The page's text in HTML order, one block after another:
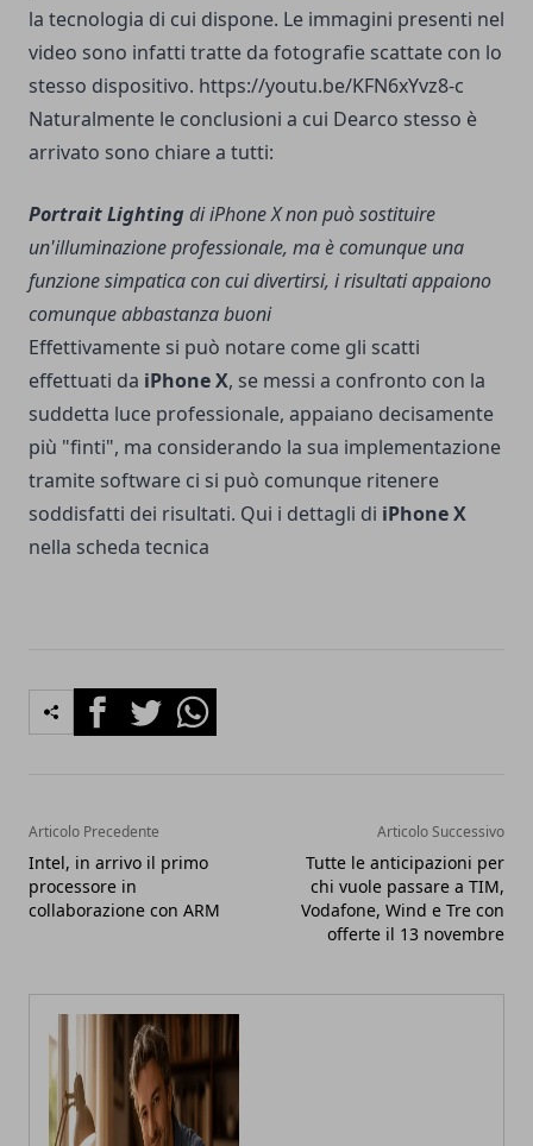
la tecnologia di cui dispone. Le immagini presenti nel
video sono infatti tratte da fotografie scattate con lo
stesso dispositivo. https://youtu.be/KFN6xYvz8-c
Naturalmente le conclusioni a cui Dearco stesso è
arrivato sono chiare a tutti:
Portrait Lighting di iPhone X non può sostituire
un'illuminazione professionale, ma è comunque una
funzione simpatica con cui divertirsi, i risultati appaiono
comunque abbastanza buoni
Effettivamente si può notare come gli scatti
effettuati da iPhone X, se messi a confronto con la
suddetta luce professionale, appaiano decisamente
più "finti", ma considerando la sua implementazione
tramite software ci si può comunque ritenere
soddisfatti dei risultati. Qui i dettagli di iPhone X
nella scheda tecnica
FacebookTwitterWhatsapp
Articolo Precedente
Intel, in arrivo il primo
processore in
collaborazione con ARM
Articolo Successivo
Tutte le anticipazioni per
chi vuole passare a TIM,
Vodafone, Wind e Tre con
offerte il 13 novembre